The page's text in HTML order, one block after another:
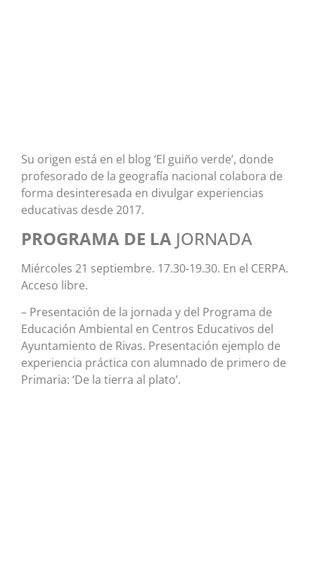
Su origen está en el blog ‘El guiño verde’, donde
profesorado de la geografía nacional colabora de
forma desinteresada en divulgar experiencias
educativas desde 2017.
PROGRAMA DE LA JORNADA
Miércoles 21 septiembre. 17.30-19.30. En el CERPA.
Acceso libre.
– Presentación de la jornada y del Programa de
Educación Ambiental en Centros Educativos del
Ayuntamiento de Rivas. Presentación ejemplo de
experiencia práctica con alumnado de primero de
Primaria: ‘De la tierra al plato’.